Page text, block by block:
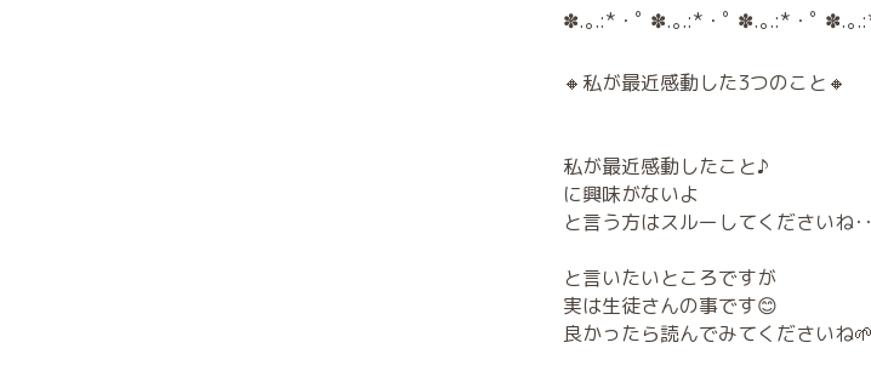
✽.｡.:*・ﾟ ✽.｡.:*・ﾟ ✽.｡.:*・ﾟ ✽.｡
🔸私が最近感動した3つのこと🔸
私が最近感動したこと♪
に興味がないよ
と言う方はスルーしてくださいね･
と言いたいところですが
実は生徒さんの事です😊
良かったら読んでみてくださいね🌱